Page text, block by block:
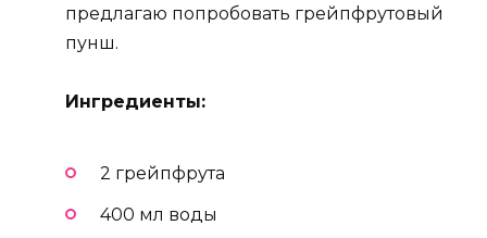
предлагаю попробовать грейпфрутовый
пунш.
Ингредиенты:
2 грейпфрута
400 мл воды